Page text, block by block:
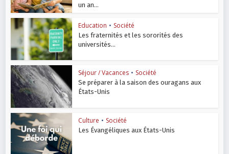
un an...
Education • Société
Les fraternités et les sororités des
universités...
Séjour / Vacances • Société
Se préparer à la saison des ouragans aux
États-Unis
Culture • Société
Les Évangéliques aux États-Unis